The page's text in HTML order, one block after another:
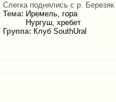
Слегка поднялись с р.
Тема: Иремель, гора
Нургуш, хребет
Группа: Клуб SouthUral